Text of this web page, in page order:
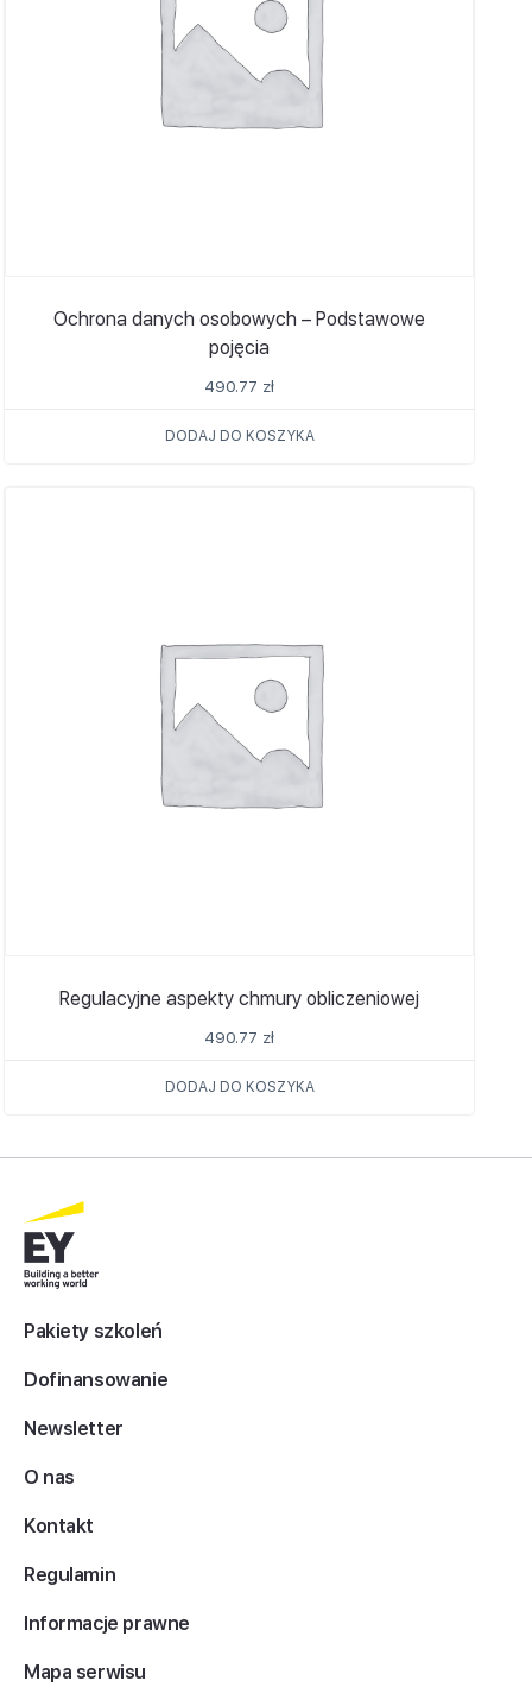
Ochrona danych osobowych – Podstawowe
pojęcia
490.77 zł
DODAJ DO KOSZYKA
Regulacyjne aspekty chmury obliczeniowej
490.77 zł
DODAJ DO KOSZYKA
Pakiety szkoleń
Dofinansowanie
Newsletter
O nas
Kontakt
Regulamin
Informacje prawne
Mapa serwisu